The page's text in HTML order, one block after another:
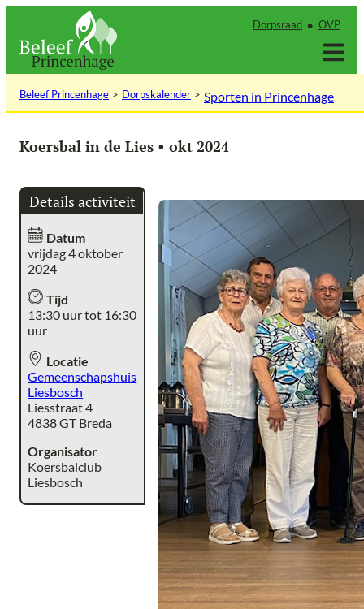
inhoud
Dorpsraad OVP
Beleef Princenhage Dorpskalender Sporten in Princenhage
Koersbal in de Lies • okt 2024
Details activiteit
Datum
vrijdag 4 oktober
2024
Tijd
13:30 uur tot 16:30
uur
Locatie
Gemeenschapshuis
Liesbosch
Liesstraat 4
4838 GT Breda
Organisator
Koersbalclub
Liesbosch